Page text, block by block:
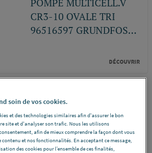
POMPE MULTICELL.V
CR3-10 OVALE TRI
96516597 GRUNDFOS...
DÉCOUVRIR
POMPE JET AUTO-
AMORC.JP 5-48 PT-H M
99463877 GRUNDFOS...
soin de vos cookies.
et des technologies similaires afin d'assurer le bon
site et d'analyser son trafic. Nous les utilisons
afin de mieux comprendre la façon dont vous
et nos fonctionnalités. En acceptant ce message,
des cookies pour l’ensemble de ces finalités,